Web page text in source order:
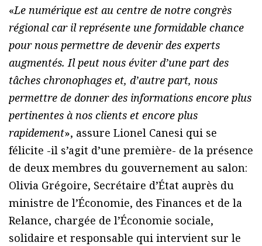
«Le numérique est au centre de notre congrès
régional car il représente une formidable chance
pour nous permettre de devenir des experts
augmentés. Il peut nous éviter d’une part des
tâches chronophages et, d’autre part, nous
permettre de donner des informations encore plus
pertinentes à nos clients et encore plus
rapidement», assure Lionel Canesi qui se
félicite -il s’agit d’une première- de la présence
de deux membres du gouvernement au salon:
Olivia Grégoire, Secrétaire d’État auprès du
ministre de l’Économie, des Finances et de la
Relance, chargée de l’Économie sociale,
solidaire et responsable qui intervient sur le